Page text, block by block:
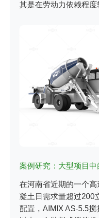
其是在劳动力依赖程度
案例研究：大型项目中
在河南省近期的一个
凝土日需求量超过200
配置，AIMIX AS-5.5